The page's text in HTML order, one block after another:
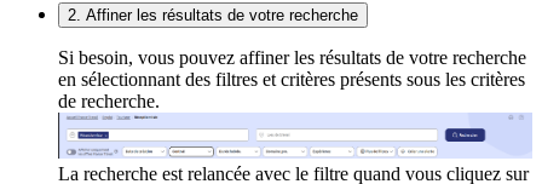
2. Affiner les résultats de votre recherche
Si besoin, vous pouvez affiner les résultats de votre recherche
en sélectionnant des filtres et critères présents sous les critères
de recherche.
La recherche est relancée avec le filtre quand vous cliquez sur